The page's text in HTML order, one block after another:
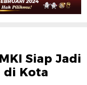
Siap Jadi
di Kota